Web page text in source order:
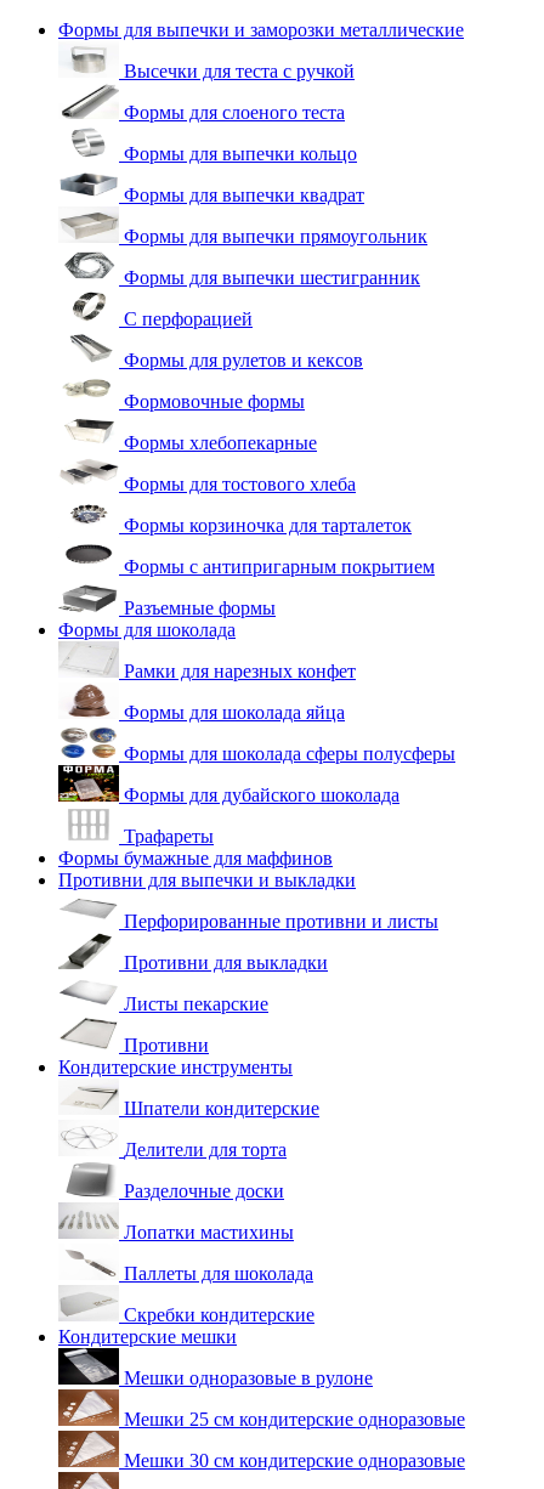
Формы для выпечки и заморозки металлические
Высечки для теста с ручкой
Формы для слоеного теста
Формы для выпечки кольцо
Формы для выпечки квадрат
Формы для выпечки прямоугольник
Формы для выпечки шестигранник
С перфорацией
Формы для рулетов и кексов
Формовочные формы
Формы хлебопекарные
Формы для тостового хлеба
Формы корзиночка для тарталеток
Формы с антипригарным покрытием
Разъемные формы
Формы для шоколада
Рамки для нарезных конфет
Формы для шоколада яйца
Формы для шоколада сферы полусферы
Формы для дубайского шоколада
Трафареты
Формы бумажные для маффинов
Противни для выпечки и выкладки
Перфорированные противни и листы
Противни для выкладки
Листы пекарские
Противни
Кондитерские инструменты
Шпатели кондитерские
Делители для торта
Разделочные доски
Лопатки мастихины
Паллеты для шоколада
Скребки кондитерские
Кондитерские мешки
Мешки одноразовые в рулоне
Мешки 25 см кондитерские одноразовые
Мешки 30 см кондитерские одноразовые